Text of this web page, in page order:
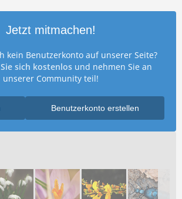
Jetzt mitmachen!
kein Benutzerkonto auf unserer Seite?
sich kostenlosund nehmen Sie an
unserer Community teil!
Benutzerkonto erstellen